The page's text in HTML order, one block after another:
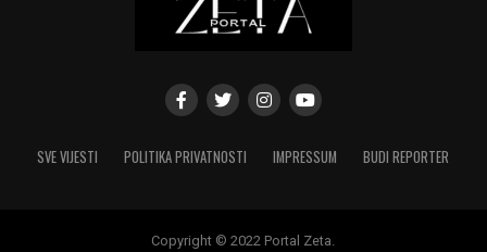
SVE VIJESTI POLITIKA PRIVATNOSTI IMPRESSUM BUDI REPORTER
Copyright © 2022 Portal Zeta.